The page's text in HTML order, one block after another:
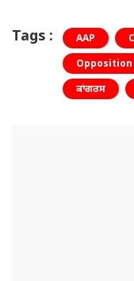
Tags : AAP
ਕਾਂਗਰਸ